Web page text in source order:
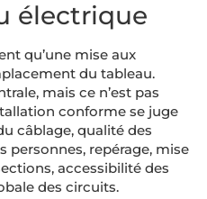
électrique
qu’une mise aux
du tableau.
mais ce n’est pas
conforme se juge
câblage, qualité des
personnes, repérage, mise
accessibilité des
des circuits.